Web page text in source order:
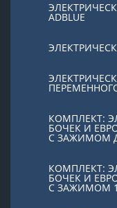
ADBLUE
КОМПЛЕКТ:
БОЧЕК И
С ЗАЖИМОМ
КОМПЛЕКТ:
БОЧЕК И
С ЗАЖИМОМ